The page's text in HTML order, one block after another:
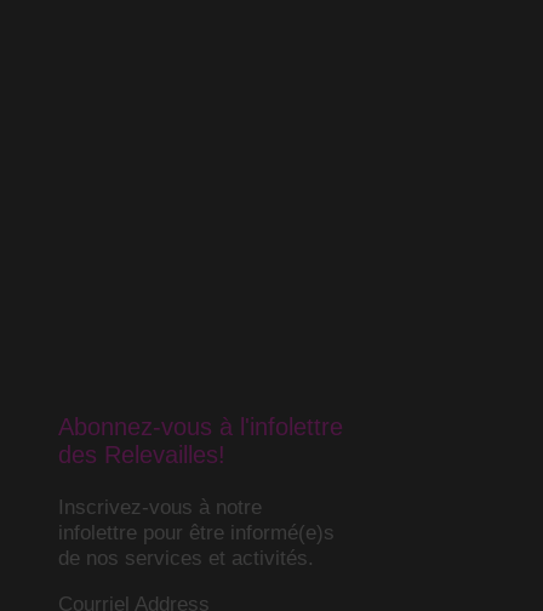
Abonnez-vous à l'infolettre
des Relevailles!
Inscrivez-vous à notre
infolettre pour être informé(e)s
de nos services et activités.
Courriel Address